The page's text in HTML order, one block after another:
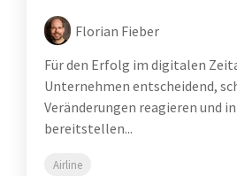
Florian Fieber
Für den Erfolg im digitalen
Unternehmen entscheidend,
Veränderungen reagieren und
bereitstellen...
Airline